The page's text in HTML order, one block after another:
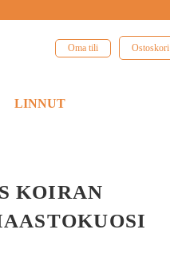
Oma tili Ostoskori
LINNUT
KOIRAN